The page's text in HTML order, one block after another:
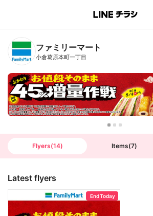
B
n
T
ファミリーマート
小倉葛原本町一丁目
Flyers(14) Items(7)
Latest flyers
End Today